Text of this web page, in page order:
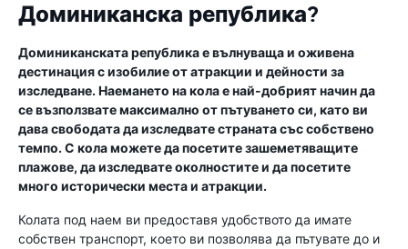
Доминиканска република?
Доминиканската република е вълнуваща и оживена
дестинация с изобилие от атракции и дейности за
изследване. Наемането на кола е най-добрият начин да
се възползвате максимално от пътуването си, като ви
дава свободата да изследвате страната със собствено
темпо. С кола можете да посетите зашеметяващите
плажове, да изследвате околностите и да посетите
много исторически места и атракции.
Колата под наем ви предоставя удобството да имате
собствен транспорт, което ви позволява да пътувате до и